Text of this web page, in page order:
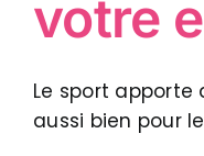
votre
Le sport apporte
aussi bien pour le